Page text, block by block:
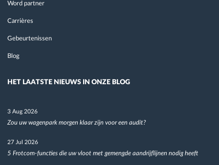
Word partner
Carrières
Gebeurtenissen
Blog
HET LAATSTE NIEUWS IN ONZE BLOG
3 Aug 2026
Zou uw wagenpark morgen klaar zijn voor een audit?
27 Jul 2026
5 Frotcom-functies die uw vloot met gemengde aandrijflijnen nodig heeft